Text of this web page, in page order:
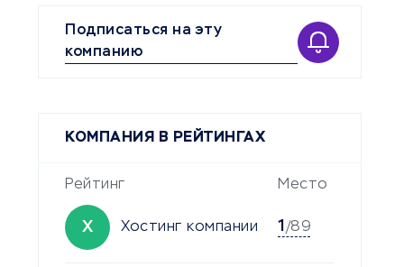
Подписаться на эту
компанию
КОМПАНИЯ В РЕЙТИНГАХ
Рейтинг Место
Х Хостинг компании 1 /89